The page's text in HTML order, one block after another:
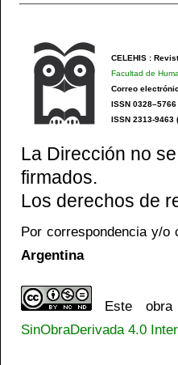
CELEHIS :
Facultad de
Correo
ISSN
ISSN 2313-9463
La Dirección no
firmados.
Los derechos de
Por correspondencia y/o
Argentina
Este
SinObraDerivada 4.0